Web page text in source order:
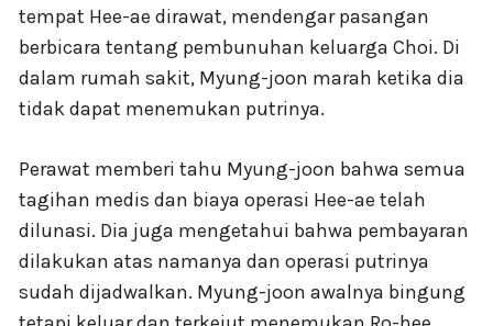
tempat Hee-ae dirawat, mendengar pasangan
berbicara tentang pembunuhan keluarga Choi. Di
dalam rumah sakit, Myung-joon marah ketika dia
tidak dapat menemukan putrinya.
Perawat memberi tahu Myung-joon bahwa semua
tagihan medis dan biaya operasi Hee-ae telah
dilunasi. Dia juga mengetahui bahwa pembayaran
dilakukan atas namanya dan operasi putrinya
sudah dijadwalkan. Myung-joon awalnya bingung